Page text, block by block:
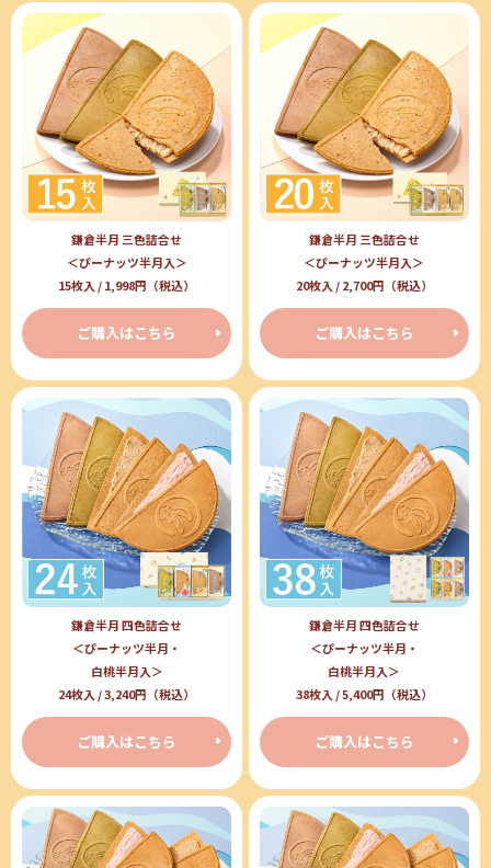
鎌倉半月 三色詰合せ
＜ぴーナッツ半月入＞
15枚入 / 1,998円（税込）
ご購入はこちら
鎌倉半月 三色詰合せ
＜ぴーナッツ半月入＞
20枚入 / 2,700円（税込）
ご購入はこちら
鎌倉半月 四色詰合せ
＜ぴーナッツ半月・
白桃半月入＞
24枚入 / 3,240円（税込）
ご購入はこちら
鎌倉半月 四色詰合せ
＜ぴーナッツ半月・
白桃半月入＞
38枚入 / 5,400円（税込）
ご購入はこちら